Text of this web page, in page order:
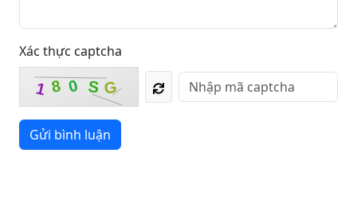
Xác thực captcha
1 8 0 S G
Gửi bình luận